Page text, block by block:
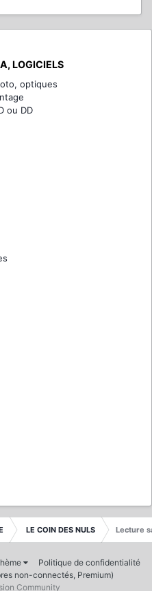
LOGICIELS
optiques
ou DD
LE COIN DES NULS Lecture
Politique de confidentialité
non-connectés, Premium)
Community